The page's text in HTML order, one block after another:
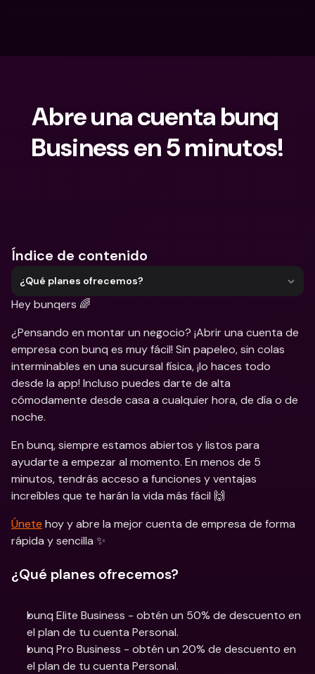
Abre una cuenta bunq
Business en 5 minutos!
Índice de contenido
¿Qué planes ofrecemos?
Hey bunqers 🌈
¿Pensando en montar un negocio? ¡Abrir una cuenta de
empresa con bunq es muy fácil! Sin papeleo, sin colas
interminables en una sucursal física, ¡lo haces todo
desde la app! Incluso puedes darte de alta
cómodamente desde casa a cualquier hora, de día o de
noche.
En bunq, siempre estamos abiertos y listos para
ayudarte a empezar al momento. En menos de 5
minutos, tendrás acceso a funciones y ventajas
increíbles que te harán la vida más fácil 🙌
Únete hoy y abre la mejor cuenta de empresa de forma
rápida y sencilla ✨
¿Qué planes ofrecemos?
bunq Elite Business - obtén un 50% de descuento en
el plan de tu cuenta Personal.
bunq Pro Business - obtén un 20% de descuento en
el plan de tu cuenta Personal.